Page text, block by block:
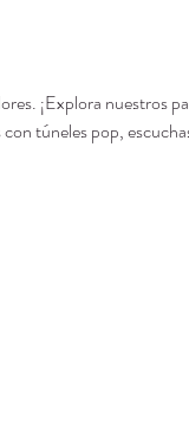
¡Explora nuestros
túneles pop,